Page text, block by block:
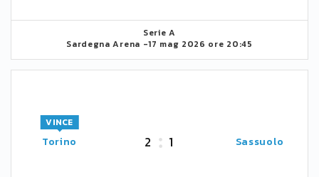
Serie A
Sardegna Arena -17 mag 2026 ore 20:45
Torino
VINCE
2 1 Sassuolo